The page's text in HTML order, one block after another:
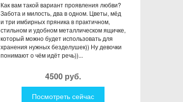
Как вам такой вариант проявления любви?
Забота и милость, два в одном. Цветы, мёд
и три имбирных пряника в практичном,
стильном и удобном металлическом ящичке,
который можно будет использовать для
хранения нужных безделушек)) Ну девочки
понимают о чём идёт речь))...
4500 руб.
Посмотреть сейчас